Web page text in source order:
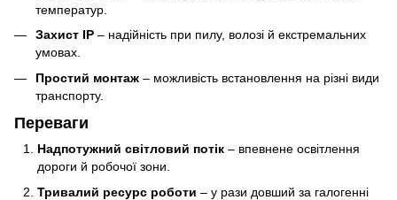
температур.
Захист IP – надійність при пилу, волозі й екстремальних
умовах.
Простий монтаж – можливість встановлення на різні види
транспорту.
Переваги
Надпотужний світловий потік – впевнене освітлення
дороги й робочої зони.
Тривалий ресурс роботи – у рази довший за галогенні